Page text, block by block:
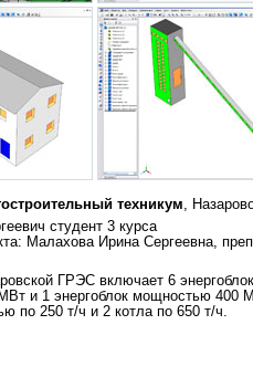
техникум,
студент 3 курса
Малахова Ирина Сергеевна,
ГРЭС включает 6
и 1 энергоблок мощностью 400
по 250 т/ч и 2 котла по 650 т/ч.